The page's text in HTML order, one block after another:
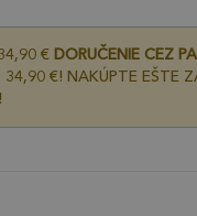
€ DORUČENIE CEZ
34,90 €! NAKÚPTE EŠTE